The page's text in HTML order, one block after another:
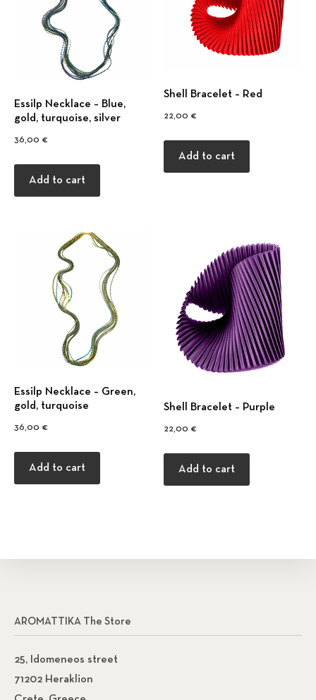
Εssilp Necklace – Βlue,
gold, turquoise, silver
36,00 €
Add to cart
Shell Bracelet – Red
22,00 €
Add to cart
Εssilp Necklace – Green,
gold, turquoise
36,00 €
Add to cart
Shell Bracelet – Purple
22,00 €
Add to cart
AROMATTIKA The Store
25, Idomeneos street
71202 Heraklion